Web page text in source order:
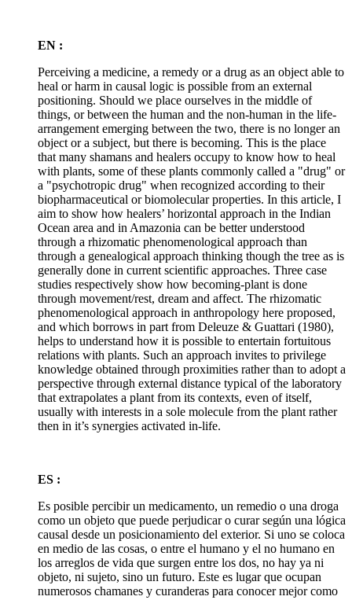
EN :
Perceiving a medicine, a remedy or a drug as an object able to
heal or harm in causal logic is possible from an external
positioning. Should we place ourselves in the middle of
things, or between the human and the non-human in the life-
arrangement emerging between the two, there is no longer an
object or a subject, but there is becoming. This is the place
that many shamans and healers occupy to know how to heal
with plants, some of these plants commonly called a "drug" or
a "psychotropic drug" when recognized according to their
biopharmaceutical or biomolecular properties. In this article, I
aim to show how healers’ horizontal approach in the Indian
Ocean area and in Amazonia can be better understood
through a rhizomatic phenomenological approach than
through a genealogical approach thinking though the tree as is
generally done in current scientific approaches. Three case
studies respectively show how becoming-plant is done
through movement/rest, dream and affect. The rhizomatic
phenomenological approach in anthropology here proposed,
and which borrows in part from Deleuze & Guattari (1980),
helps to understand how it is possible to entertain fortuitous
relations with plants. Such an approach invites to privilege
knowledge obtained through proximities rather than to adopt a
perspective through external distance typical of the laboratory
that extrapolates a plant from its contexts, even of itself,
usually with interests in a sole molecule from the plant rather
then in it’s synergies activated in-life.
ES :
Es posible percibir un medicamento, un remedio o una droga
como un objeto que puede perjudicar o curar según una lógica
causal desde un posicionamiento del exterior. Si uno se coloca
en medio de las cosas, o entre el humano y el no humano en
los arreglos de vida que surgen entre los dos, no hay ya ni
objeto, ni sujeto, sino un futuro. Este es lugar que ocupan
numerosos chamanes y curanderas para conocer mejor como